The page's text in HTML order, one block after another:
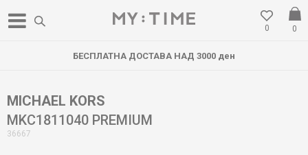
0
0
БЕСПЛАТНА ДОСТАВА НАД 3000 ден
MICHAEL KORS
MKC1811040 PREMIUM
36667